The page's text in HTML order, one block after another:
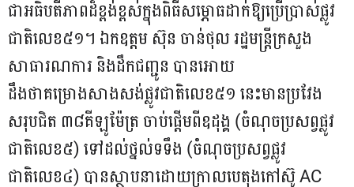
ជាអធិបតីភាពដ៏ខ្ពង់ខ្ពស់ក្នុងពិធីសម្ភោធដាក់ឱ្យប្រើប្រាស់ផ្លូវ
ជាតិលេខ៥១។ ឯកឧត្តម ស៊ុន ចាន់ថុល រដ្ឋមន្ត្រីក្រសួង
សាធារណការ និងដឹកជញ្ជូន បានអោយ
ដឹងថាគម្រោងសាងសង់ផ្លូវជាតិលេខ៥១ នេះមានប្រវែង
សរុបជិត ៣៨គីឡូម៉ែត្រ ចាប់ផ្តើមពីឧដុង្គ (ចំណុចប្រសព្វផ្លូវ
ជាតិលេខ៥) ទៅដល់ថ្នល់ទទឹង (ចំណុចប្រសព្វផ្លូវ
ជាតិលេខ៤) បានស្ថាបនាដោយក្រាលបេតុងកៅស៊ូ AC